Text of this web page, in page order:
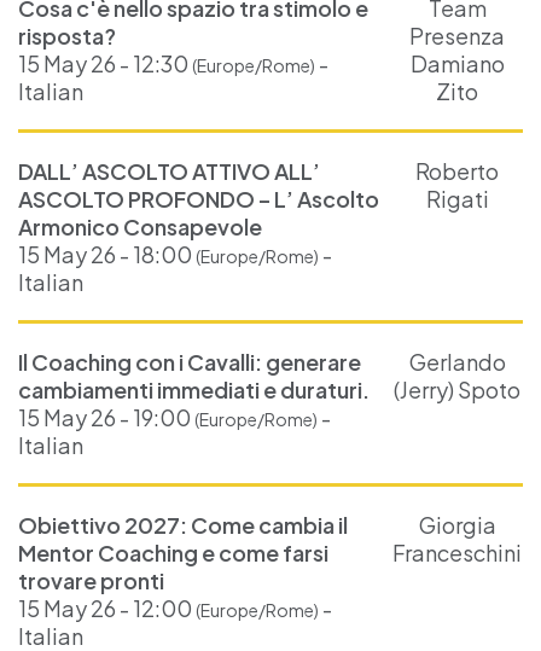
Cosa c'è nello spazio tra stimolo e
risposta?
15 May 26 - 12:30 (Europe/Rome) -
Italian
Team
Presenza
Damiano
Zito
DALL’ ASCOLTO ATTIVO ALL’
ASCOLTO PROFONDO – L’ Ascolto
Armonico Consapevole
15 May 26 - 18:00 (Europe/Rome) -
Italian
Roberto
Rigati
Il Coaching con i Cavalli: generare
cambiamenti immediati e duraturi.
15 May 26 - 19:00 (Europe/Rome) -
Italian
Gerlando
(Jerry) Spoto
Obiettivo 2027: Come cambia il
Mentor Coaching e come farsi
trovare pronti
15 May 26 - 12:00 (Europe/Rome) -
Italian
Giorgia
Franceschini